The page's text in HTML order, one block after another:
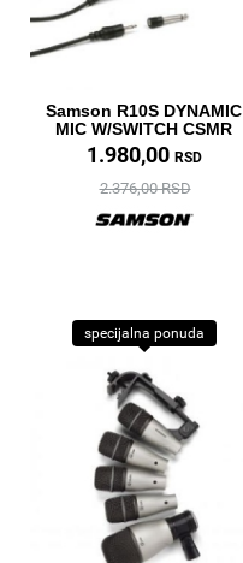
Samson R10S DYNAMIC
MIC W/SWITCH CSMR
1.980,00 RSD
2.376,00 RSD
specijalna ponuda